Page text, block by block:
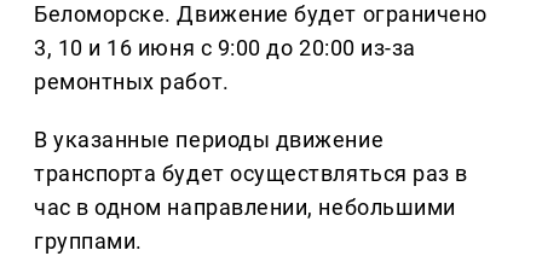
Беломорске. Движение будет ограничено
3, 10 и 16 июня с 9:00 до 20:00 из-за
ремонтных работ.
В указанные периоды движение
транспорта будет осуществляться раз в
час в одном направлении, небольшими
группами.